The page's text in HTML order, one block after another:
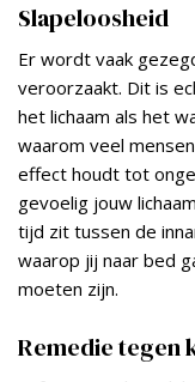
Slapeloosheid
Er wordt vaak
veroorzaakt. Dit is
het lichaam als het
waarom veel
effect houdt tot
gevoelig jouw
tijd zit tussen de
waarop jij naar bed
moeten zijn.
Remedie tegen